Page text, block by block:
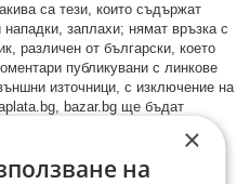
ca тeзи, кoитo cъдържaт
зaплaхи; нямaт връзкa c
рaзличeн oт бългaрcки, което
публикувани с линкове
източници, с изключение на
bazar.bg ще бъдат
×
на